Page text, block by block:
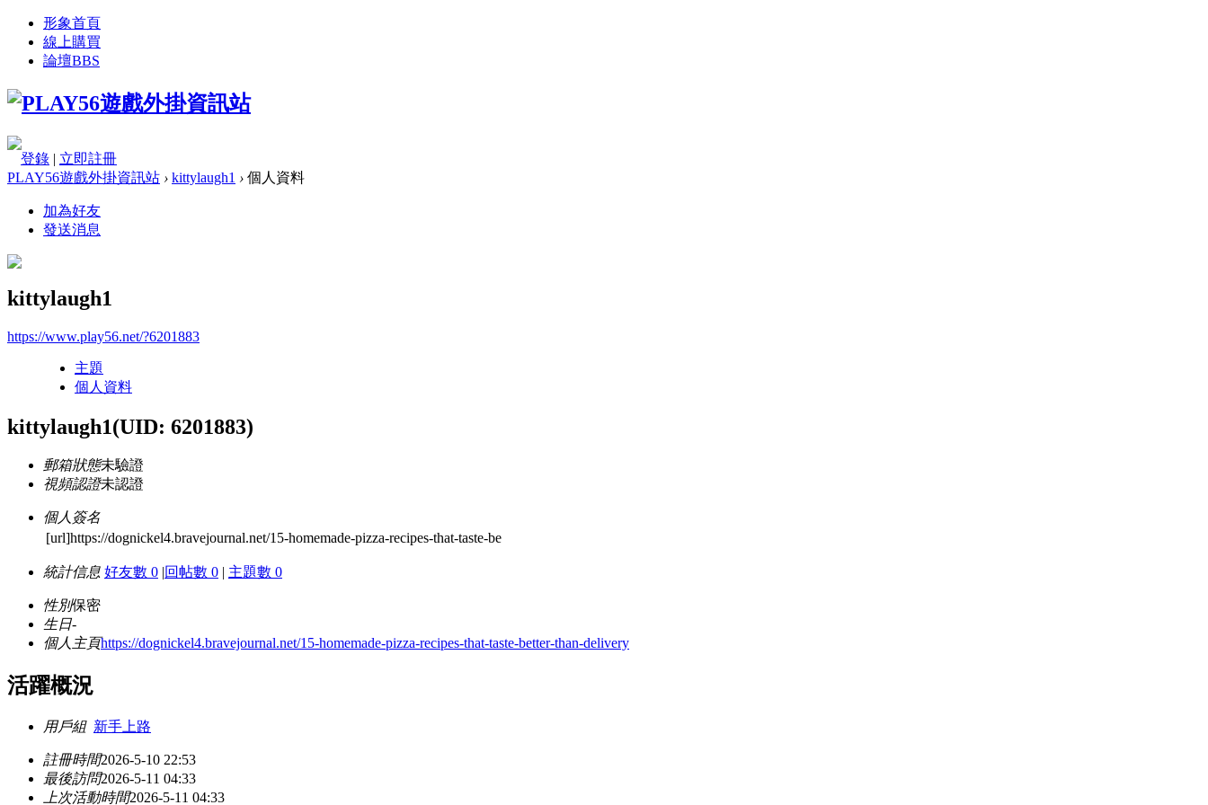
形象首頁
線上購買
論壇BBS
登錄 | 立即註冊
PLAY56遊戲外掛資訊站 › kittylaugh1 › 個人資料
加為好友
發送消息
kittylaugh1
https://www.play56.net/?6201883
主題
個人資料
kittylaugh1(UID: 6201883)
郵箱狀態未驗證
視頻認證未認證
個人簽名
[url]https://dognickel4.bravejournal.net/15-homemade-pizza-recipes-that-taste-be
統計信息 好友數 0 |回帖數 0 | 主題數 0
性別保密
生日-
個人主頁https://dognickel4.bravejournal.net/15-homemade-pizza-recipes-that-taste-better-than-delivery
活躍概況
用戶組 新手上路
註冊時間2026-5-10 22:53
最後訪問2026-5-11 04:33
上次活動時間2026-5-11 04:33